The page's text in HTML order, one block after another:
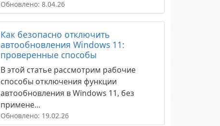
Обновлено: 8.04.26
Как безопасно отключить
автообновления Windows 11:
проверенные способы
В этой статье рассмотрим рабочие
способы отключения функции
автообновления в Windows 11, без
примене...
Обновлено: 19.02.26